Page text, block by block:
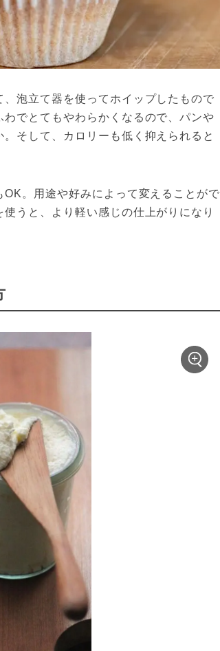
泡立て器を使ってホイップしたもので
でとてもやわらかくなるので、パンや
そして、カロリーも低く抑えられると
。用途や好みによって変えることがで
うと、より軽い感じの仕上がりになり